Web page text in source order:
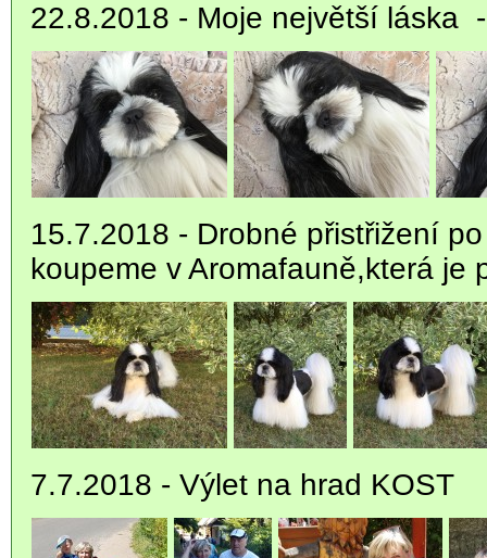
22.8.2018 - Moje největší láska
15.7.2018 - Drobné přistřižení
koupeme v Aromafauně,která je
7.7.2018 - Výlet na hrad KOST